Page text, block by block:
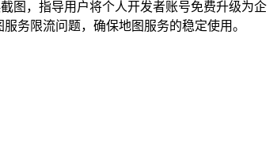
图，指导用户将个人开发者账号免费升级为企
务限流问题，确保地图服务的稳定使用。